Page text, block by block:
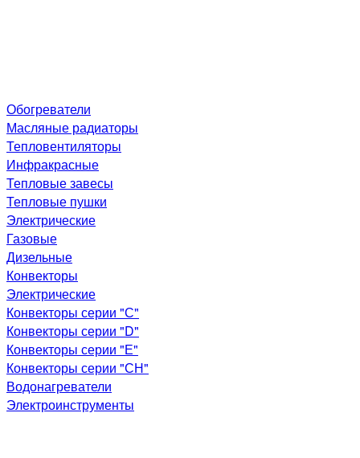
Обогреватели
Масляные радиаторы
Тепловентиляторы
Инфракрасные
Тепловые завесы
Тепловые пушки
Электрические
Газовые
Дизельные
Конвекторы
Электрические
Конвекторы серии "С"
Конвекторы серии "D"
Конвекторы серии "Е"
Конвекторы серии "СН"
Водонагреватели
Электроинструменты